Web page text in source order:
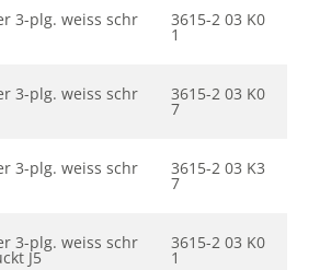
3-plg. weiss schr 3615-2 03 K0
1
3-plg. weiss schr 3615-2 03 K0
7
3-plg. weiss schr 3615-2 03 K3
7
3-plg. weiss schr
J5
3615-2 03 K0
1